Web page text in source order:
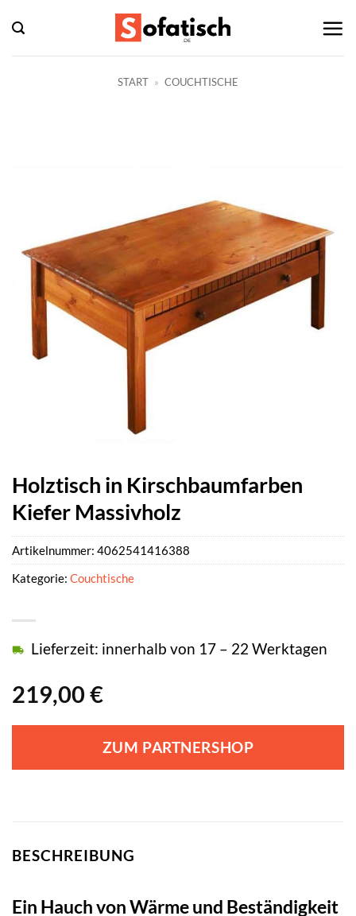
Inhalt
springen
START » COUCHTISCHE
Holztisch in Kirschbaumfarben
Kiefer Massivholz
219,00 €
Lieferzeit: innerhalb von 17 – 22 Werktagen
ZUM PARTNERSHOP
Artikelnummer: 4062541416388
Kategorie: Couchtische
BESCHREIBUNG
Ein Hauch von Wärme und Beständigkeit